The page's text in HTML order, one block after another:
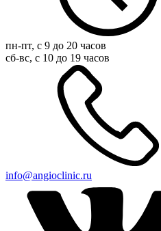
пн-пт, с 9 до 20 часов
сб-вс, с 10 до 19 часов
info@angioclinic.ru